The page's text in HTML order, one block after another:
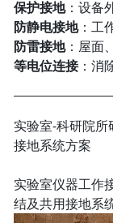
保护接地：设备
防静电接地：工
防雷接地：屋面
等电位连接：消
实验室-科研院
接地系统方案
实验室仪器工作
结及共用接地系